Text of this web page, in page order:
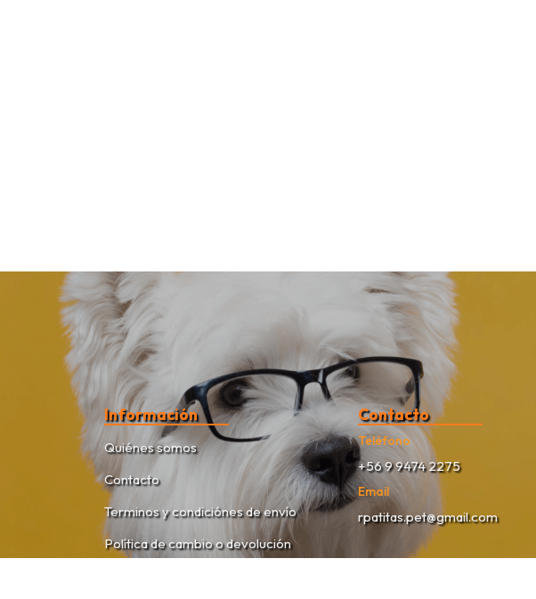
Información
Quiénes somos
Contacto
Terminos y condiciónes de envío
Política de cambio o devolución
Contacto
Teléfono
+56 9 9474 2275
Email
rpatitas.pet@gmail.com